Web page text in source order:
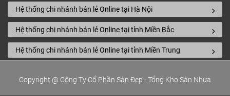
Hệ thống chi nhánh bán lẻ Online tại Hà Nội
Hệ thống chi nhánh bán lẻ Online tại tỉnh Miền Bắc
Hệ thống chi nhánh bán lẻ Online tại tỉnh Miền Trung
Copyright @ Công Ty Cổ Phần Sàn Đẹp - Tổng Kho Sàn Nhựa